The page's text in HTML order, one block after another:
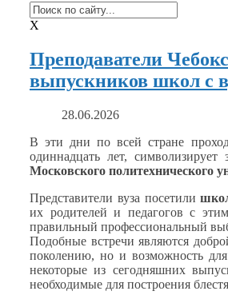
X
Преподаватели
выпускников школ с
28.06.2026
В эти дни по всей стране
одиннадцать лет,
Московского политехнического
Представители вуза посетили
их родителей и педагогов с этим
правильный профессиональный
Подобные встречи являются
поколению, но и возможность
некоторыеиз сегодняшних
необходимые для построения